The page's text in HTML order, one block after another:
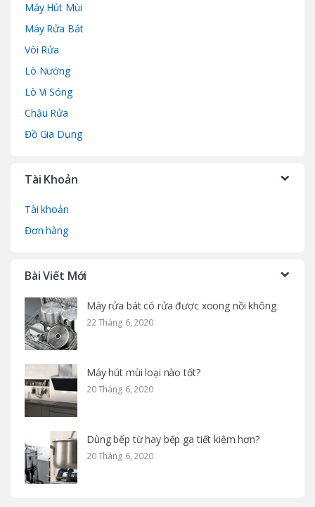
Máy Hút Mùi
Máy Rửa Bát
Vòi Rửa
Lò Nướng
Lò Vi Sóng
Chậu Rửa
Đồ Gia Dụng
Tài Khoản
Tài khoản
Đơn hàng
Bài Viết Mới
Máy rửa bát có rửa được xoong nồi không
22 Tháng 6, 2020
Máy hút mùi loại nào tốt?
20 Tháng 6, 2020
Dùng bếp từ hay bếp ga tiết kiệm hơn?
20 Tháng 6, 2020